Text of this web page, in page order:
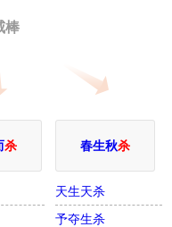
棒
杀 春生秋杀
天生天杀
予夺生杀